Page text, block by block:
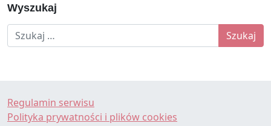
Wyszukaj
Szukaj:
Regulamin serwisu
Polityka prywatności i plików cookies